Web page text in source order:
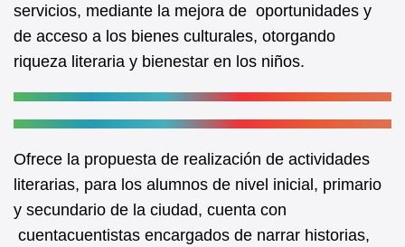
servicios, mediante la mejora de oportunidades y
de acceso a los bienes culturales, otorgando
riqueza literaria y bienestar en los niños.
Ofrece la propuesta de realización de actividades
literarias, para los alumnos de nivel inicial, primario
y secundario de la ciudad, cuenta con
cuentacuentistas encargados de narrar historias,